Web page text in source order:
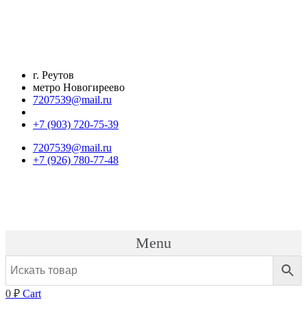
г. Реутов
метро Новогиреево
7207539@mail.ru
+7 (903) 720-75-39
7207539@mail.ru
+7 (926) 780-77-48
Menu
0 ₽ Cart